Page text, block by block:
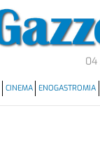
04
CINEMA ENOGASTROMIA